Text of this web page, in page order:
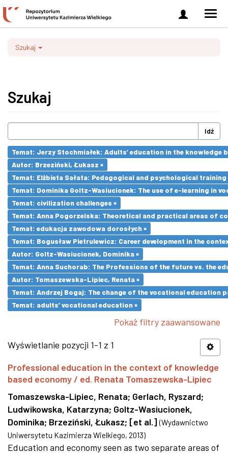
Zaloguj
się
Szukaj
Szukaj
Idź
Temat: Jerzy Stochmiałek: Adults’ education in the knowledge
Autor: Brzeziński, Łukasz ×
Temat: Elżbieta Sałata: Pedagogical and psychological
Temat: Dominika Goltz-Wasiucionek: The use of e-learning in
Temat: civilization challenges ×
Temat: Anna Pogorzelska: Theoretical and practical areas of
Temat: edukacja zawodowa dorosłych ×
Temat: Bogusław Pietrulewicz: Career development in the
Autor: Goltz-Wasiucionek, Dominika ×
Temat: Anna Suchorab: The Professions of the future vs. the
Autor: Tomaszewska-Lipiec, Renata ×
Temat: Andrzej Bogaj: The change of the vocational education
Temat: adults’ vocational education ×
Pokaż filtry zaawansowane
Wyświetlanie pozycji 1-1 z 1
Professional education in the context of knowledge
based economy / ed. Renata Tomaszewska-Lipiec
Tomaszewska-Lipiec, Renata; Gerlach, Ryszard;
Ludwikowska, Katarzyna; Goltz-Wasiucionek,
Dominika; Brzeziński, Łukasz; [et al.] (Wydawnictwo
Uniwersytetu Kazimierza Wielkiego, 2013)
Education and economy seen as two separate areas of